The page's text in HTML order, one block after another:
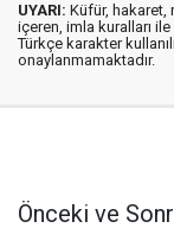
UYARI: Küfür, hakaret,
içeren, imla kuralları ile
Türkçe karakter
onaylanmamaktadır.
Önceki ve